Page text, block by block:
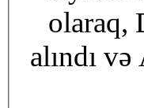
olaraq,
alındı